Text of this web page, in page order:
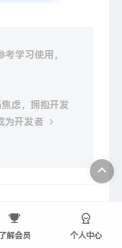
学习使用，
虑，拥抱开发
为开发者
Ray2 视频模型：自然运动与电影级视觉的视频生成模型
了解会员 个人中心